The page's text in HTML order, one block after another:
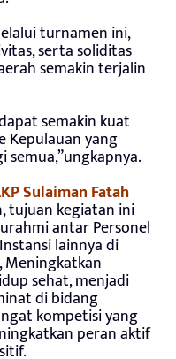
turnamen ini,
serta soliditas
semakin terjalin
semakin kuat
Kepulauan yang
semua,”ungkapnya.
Sulaiman Fatah
tujuan kegiatan ini
antar Personel
lainnya di
Meningkatkan
sehat, menjadi
di bidang
kompetisi yang
peran aktif